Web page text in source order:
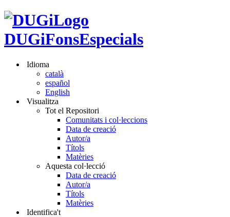
DUGiFonsEspecials
Idioma
català
español
English
Visualitza
Tot el Repositori
Comunitats i col·leccions
Data de creació
Autor/a
Títols
Matèries
Aquesta col·lecció
Data de creació
Autor/a
Títols
Matèries
Identifica't